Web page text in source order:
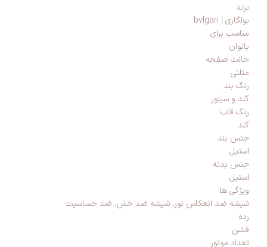
برند
بولگاری | bvlgari
مناسب برای
بانوان
حالت صفحه
مثلثی
رنگ بند
گلد و سیلور
رنگ قاب
گلد
جنس بند
استیل
جنس بدنه
استیل
ویژگی ها
شیشه ضد انعکاس نور, شیشه ضد خش, ضد حساسیت
رده
فشن
تعداد موتور